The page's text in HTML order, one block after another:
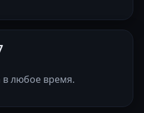
любое время.